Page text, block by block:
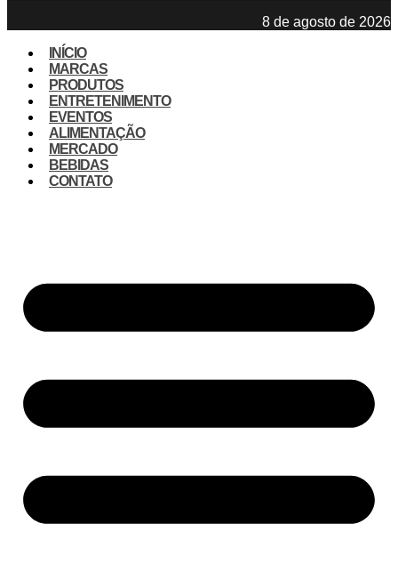
8 de agosto de 2026
INÍCIO
MARCAS
PRODUTOS
ENTRETENIMENTO
EVENTOS
ALIMENTAÇÃO
MERCADO
BEBIDAS
CONTATO